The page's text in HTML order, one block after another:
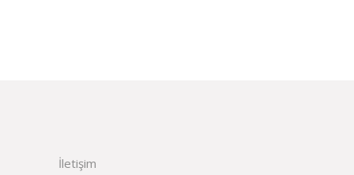
İletişim